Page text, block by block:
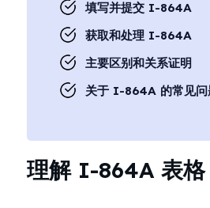
填写并提交 I-864A
获取和处理 I-864A
主要区别和关系证明
关于 I-864A 的常见问
理解 I-864A 表格